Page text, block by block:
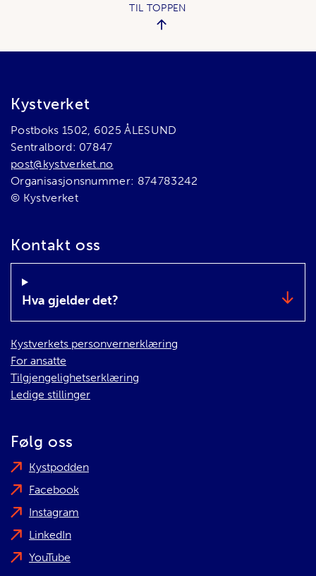
TIL TOPPEN
Bunnområde
Kystverket
Postboks 1502, 6025 ÅLESUND
Sentralbord: 07847
post@kystverket.no
Organisasjonsnummer: 874783242
© Kystverket
Kontakt oss
Hva gjelder det?
Kystverkets personvernerklæring
For ansatte
Tilgjengelighetserklæring
Ledige stillinger
Følg oss
Kystpodden
Facebook
Instagram
LinkedIn
YouTube